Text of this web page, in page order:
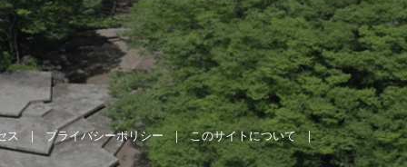
ス プライバシーポリシー このサイトについて